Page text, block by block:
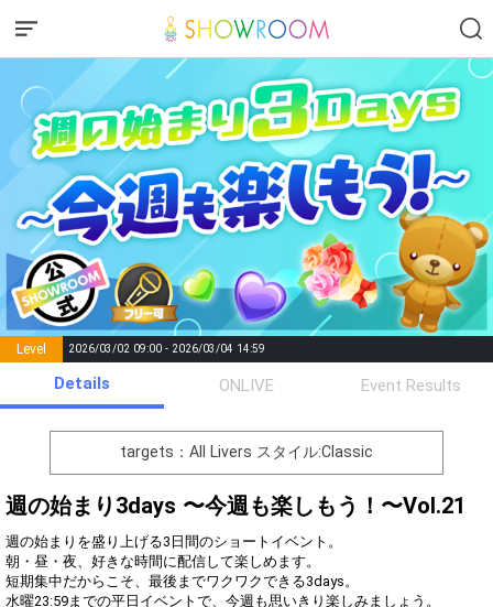
Level 2026/03/02 09:00 - 2026/03/04 14:59
Points List of Goal
number of
positions
Rema
0 Event Begins!
イベントに対する意気込みを
3 500
逃していないか確認しよう！
4 1000
このイベントでの目標を語ろ
う！
Details ONLIVE Event Results
targets：All Livers スタイル:Classic
週の始まり3days 〜今週も楽しもう！〜Vol.21
週の始まりを盛り上げる3日間のショートイベント。
朝・昼・夜、好きな時間に配信して楽しめます。
短期集中だからこそ、最後までワクワクできる3days。